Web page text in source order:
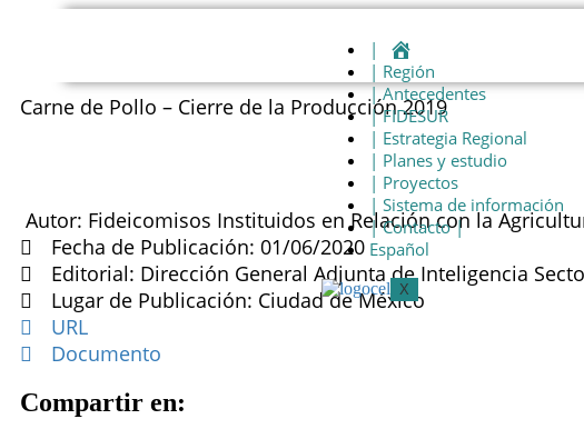
|
| Región
| Antecedentes
| FIDESUR
| Estrategia Regional
| Planes y estudio
| Proyectos
| Sistema de información
| Contacto |
Español
X
Carne de Pollo – Cierre de la Producción 2019
Autor: Fideicomisos Instituidos en Relación con la
Fecha de Publicación: 01/06/2020
Editorial: Dirección General Adjunta de Inteligencia
Lugar de Publicación: Ciudad de México
URL
Documento
Compartir en: